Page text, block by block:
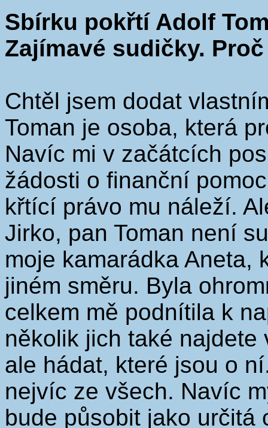
Sbírku pokřtí Adolf
Zajímavé sudičky.
Chtěl jsem dodat
Toman je osoba, která
Navíc mi v začátcích
žádosti o finanční
křtící právo mu náleží.
Jirko, pan Toman není
moje kamarádka Aneta,
jiném směru. Byla
celkem mě podnítila k
několik jich také
ale hádat, které jsou o
nejvíc ze všech. Navíc
bude působit jako určitá